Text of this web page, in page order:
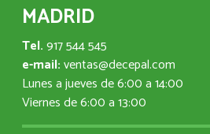
MADRID
Tel.917 544 545
e-mail:ventas@decepal.com
Lunes a jueves de 6:00 a 14:00
Viernes de 6:00 a 13:00